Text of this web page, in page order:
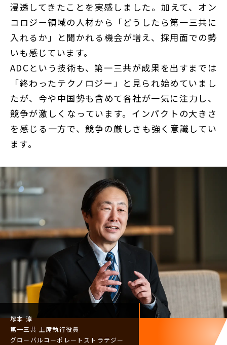
浸透してきたことを実感しました。加えて、オン
コロジー領域の人材から「どうしたら第一三共に
入れるか」と聞かれる機会が増え、採用面での勢
いも感じています。
ADCという技術も、第一三共が成果を出すまでは
「終わったテクノロジー」と見られ始めていまし
たが、今や中国勢も含めて各社が一気に注力し、
競争が激しくなっています。インパクトの大きさ
を感じる一方で、競争の厳しさも強く意識してい
ます。
塚本 淳
第一三共 上席執行役員
グローバルコーポレート ストラテジー